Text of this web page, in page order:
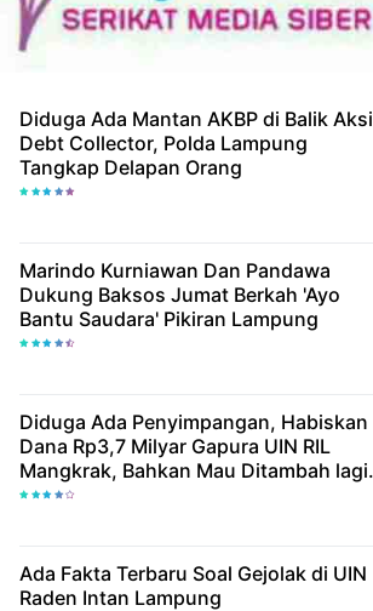
Diduga Ada Mantan AKBP di Balik Aksi
Debt Collector, Polda Lampung
Tangkap Delapan Orang
Marindo Kurniawan Dan Pandawa
Dukung Baksos Jumat Berkah 'Ayo
Bantu Saudara' Pikiran Lampung
Diduga Ada Penyimpangan, Habiskan
Dana Rp3,7 Milyar Gapura UIN RIL
Mangkrak, Bahkan Mau Ditambah lagi 7
Milyar
Ada Fakta Terbaru Soal Gejolak di UIN
Raden Intan Lampung